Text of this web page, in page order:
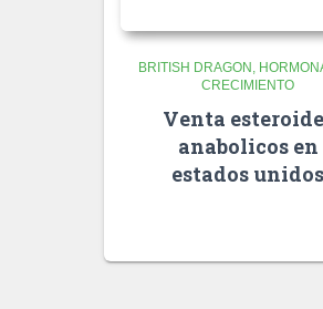
BRITISH DRAGON
CRECIMIENTO
Venta
anabolicos en
estados unidos